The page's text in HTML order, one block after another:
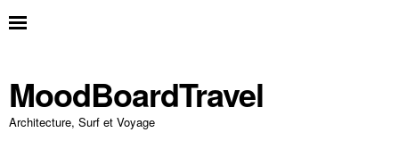
MoodBoardTravel
Architecture, Surf et Voyage